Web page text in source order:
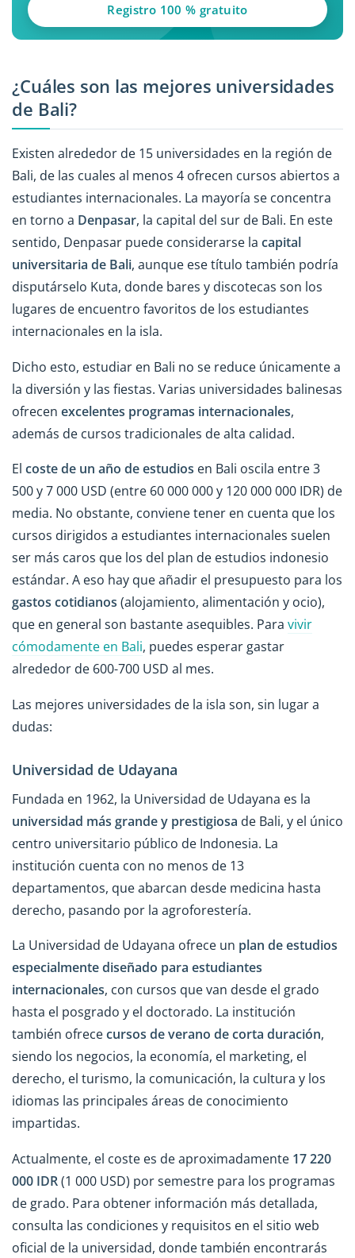
Registro 100 % gratuito
¿Cuáles son las mejores universidades
de Bali?
Existen alrededor de 15 universidades en la región de
Bali, de las cuales al menos 4 ofrecen cursos abiertos a
estudiantes internacionales. La mayoría se concentra
en torno a Denpasar, la capital del sur de Bali. En este
sentido, Denpasar puede considerarse la capital
universitaria de Bali, aunque ese título también podría
disputárselo Kuta, donde bares y discotecas son los
lugares de encuentro favoritos de los estudiantes
internacionales en la isla.
Dicho esto, estudiar en Bali no se reduce únicamente a
la diversión y las fiestas. Varias universidades balinesas
ofrecen excelentes programas internacionales,
además de cursos tradicionales de alta calidad.
El coste de un año de estudios en Bali oscila entre 3
500 y 7 000 USD (entre 60 000 000 y 120 000 000 IDR) de
media. No obstante, conviene tener en cuenta que los
cursos dirigidos a estudiantes internacionales suelen
ser más caros que los del plan de estudios indonesio
estándar. A eso hay que añadir el presupuesto para los
gastos cotidianos (alojamiento, alimentación y ocio),
que en general son bastante asequibles. Para vivir
cómodamente en Bali, puedes esperar gastar
alrededor de 600-700 USD al mes.
Las mejores universidades de la isla son, sin lugar a
dudas:
Universidad de Udayana
Fundada en 1962, la Universidad de Udayana es la
universidad más grande y prestigiosa de Bali, y el único
centro universitario público de Indonesia. La
institución cuenta con no menos de 13
departamentos, que abarcan desde medicina hasta
derecho, pasando por la agroforestería.
La Universidad de Udayana ofrece un plan de estudios
especialmente diseñado para estudiantes
internacionales, con cursos que van desde el grado
hasta el posgrado y el doctorado. La institución
también ofrececursos de verano de corta duración,
siendo los negocios, la economía, el marketing, el
derecho, el turismo, la comunicación, la cultura y los
idiomas las principales áreas de conocimiento
impartidas.
Actualmente, el coste es de aproximadamente 17 220
000 IDR(1 000 USD) por semestre para los programas
de grado. Para obtener información más detallada,
consulta las condiciones y requisitos en el sitio web
oficial de la universidad, donde también encontrarás